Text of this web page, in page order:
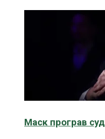
Маск програв